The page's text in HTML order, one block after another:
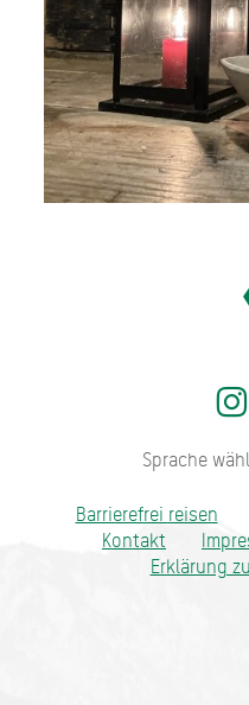
Sprache
Barrierefrei reisen
Kontakt
Erklärung